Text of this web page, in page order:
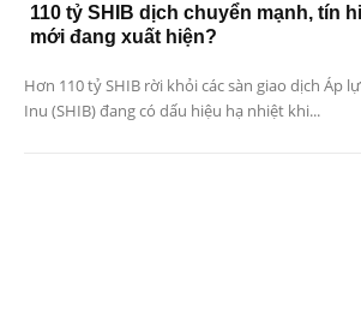
110 tỷ SHIB dịch chuyển mạnh, tín
mới đang xuất hiện?
Hơn 110 tỷ SHIB rời khỏi các sàn giao dịch Áp
Inu (SHIB) đang có dấu hiệu hạ nhiệt khi...